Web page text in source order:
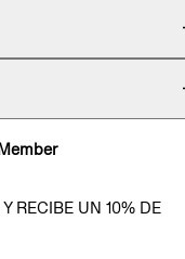
RECIBE UN 10% DE